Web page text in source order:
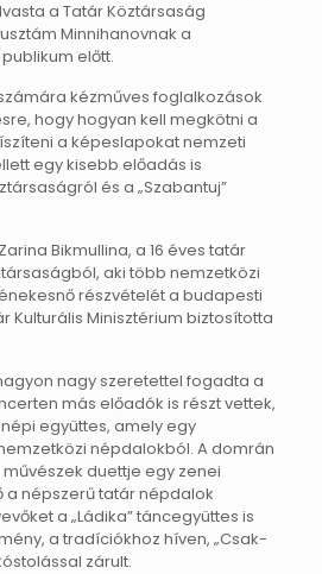
a Tatár Köztársaság
Minnihanovnak a
előtt.
kézműves foglalkozások
hogy hogyan kell megkötni a
a képeslapokat nemzeti
egy kisebb előadás is
és a „Szabantuj”
Bikmullina, a 16 éves tatár
aki több nemzetközi
részvételét a budapesti
Kulturális Minisztérium biztosította
nagy szeretettel fogadta a
más előadók is részt vettek,
népi együttes, amely egy
népdalokból. A domrán
duettje egy zenei
népszerű tatár népdalok
a „Ládika” táncegyüttes is
a tradíciókhoz híven, „Csak-
zárult.